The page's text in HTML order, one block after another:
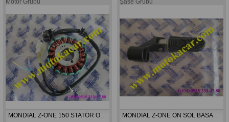
Motor Grubu
MONDİAL Z-ONE 150 STATÖR ORJİNAL
Şase Grubu
MONDİAL Z-ONE ÖN SOL BASAMAK KOMPLE ORJİNAL